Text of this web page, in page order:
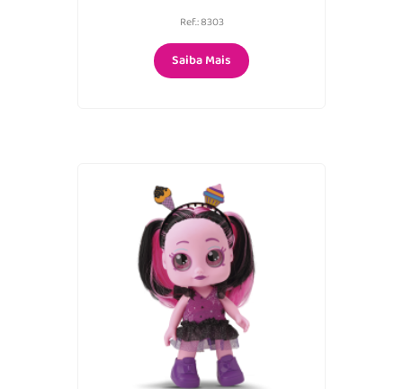
Ref.: 8303
Saiba Mais